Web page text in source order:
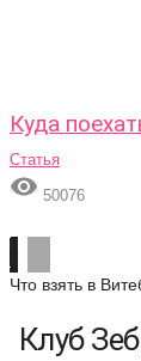
Куда
Статья
 50076
Что взять в
Клуб